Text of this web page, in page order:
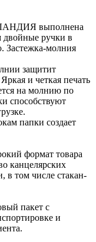
выполнена
двойные ручки в
Застежка-молния
защитит
и четкая печать
на молнию по
способствуют
папки создает
формат товара
канцелярских
в том числе стакан-
пакет с
и